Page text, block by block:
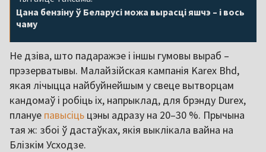
Цана бензіну ў Беларусі можа вырасці яшчэ – і вось
чаму
Не дзіва, што падаражэе і іншы гумовы выраб –
прэзерватывы. Малайзійская кампанія Karex Bhd,
якая лічыцца найбуйнейшым у свеце вытворцам
кандомаў і робіць іх, напрыклад, для брэнду Durex,
плануе павысіць цэны адразу на 20–30 %. Прычына
тая ж: збоі ў дастаўках, якія выклікала вайна на
Блізкім Усходзе.